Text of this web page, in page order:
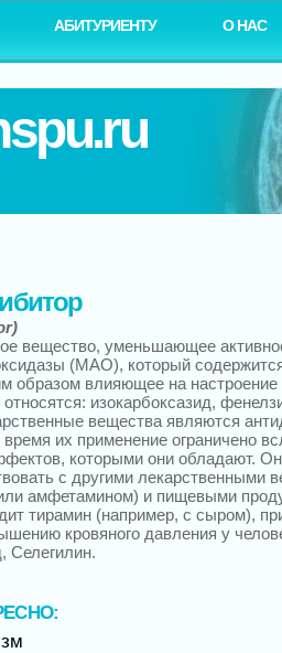
АБИТУРИЕНТУ О НАС
вещество, уменьшающее
(МАО), который содержится
образом влияющее на
относятся: изокарбоксазид,
вещества являются
их применение ограничено
которыми они обладают.
с другими лекарственными
амфетамином) и пищевыми
тирамин (например, с сыром),
кровяного давления у
Селегилин.